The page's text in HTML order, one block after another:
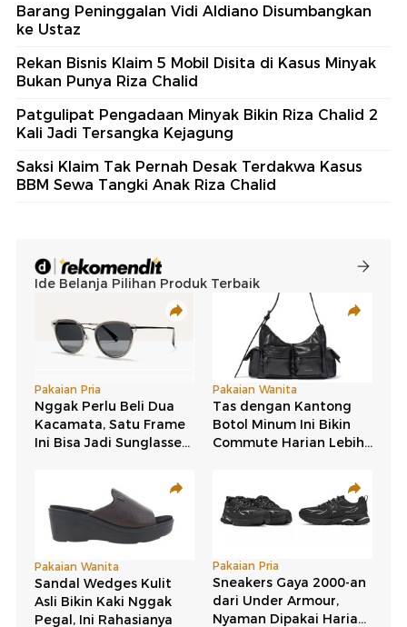
Barang Peninggalan Vidi Aldiano Disumbangkan
ke Ustaz
Rekan Bisnis Klaim 5 Mobil Disita di Kasus Minyak
Bukan Punya Riza Chalid
Patgulipat Pengadaan Minyak Bikin Riza Chalid 2
Kali Jadi Tersangka Kejagung
Saksi Klaim Tak Pernah Desak Terdakwa Kasus
BBM Sewa Tangki Anak Riza Chalid